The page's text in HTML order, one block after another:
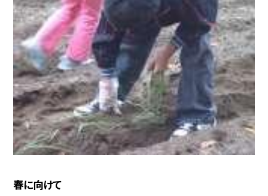
春に向けて